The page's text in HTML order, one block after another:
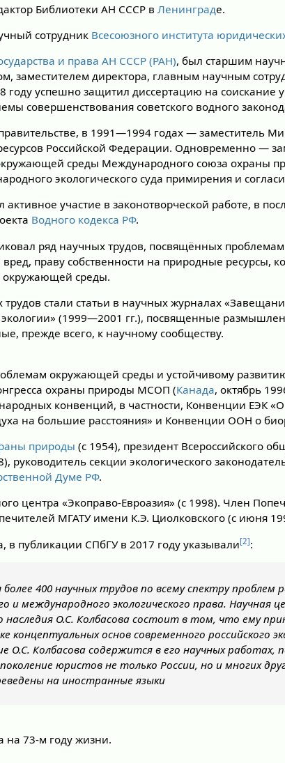
Библиотеки АН СССР вЛенинграде.
сотрудник Всесоюзного института
и права АН СССР (РАН), был старшим
заместителем директора, главным научным
году успешно защитил диссертацию на соискание
совершенствования советского водного
в 1991—1994 годах — заместитель
Российской Федерации. Одновременно —
среды Международного союза охраны
экологического суда примирения и
участие в законотворческой работе, в
Водного кодекса РФ.
ряд научных трудов, посвящённых проблемам
вред, праву собственности на природные ресурсы,
окружающей среды.
стали статьи в научных журналах
(1999—2001 гг.), посвященные
прежде всего, к научному сообществу.
окружающей среды и устойчивому
охраны природы МСОП (Канада, октябрь
конвенций, в частности, Конвенции ЕЭК «О
на большие расстояния» и Конвенции ООН о
природы (с 1954), президент Всероссийского
руководитель секции экологического
Думе РФ.
центра «Экоправо-Евроазия» (с 1998). Член
МГАТУ имени К.Э. Циолковского (с июня
в публикации СПбГУ в 2017 году указывали[2]:
более 400 научных трудов по всему спектру проблем
и международного экологического права. Научная
наследия О.С. Колбасова состоит в том, что ему
концептуальных основ современного российского
О.С. Колбасова содержится в его научных работах,
юристов не только России, но и многих
на иностранные языки
на 73-м году жизни.